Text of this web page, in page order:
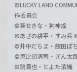
©LUCKY LAND
作委員会
©葵せきな・狗神煌
©あざの耕平・すみ兵
©井中だちま・飯田ぽち
©恵比須清司・ぎん太
©鏡貴也・とよた瑣織